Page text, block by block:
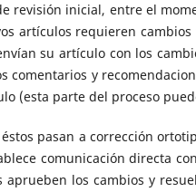
revisión inicial, entre el
artículos requieren
su artículo con los
comentarios y
(esta parte del proceso
pasan a corrección
comunicación directa
aprueben los cambios y